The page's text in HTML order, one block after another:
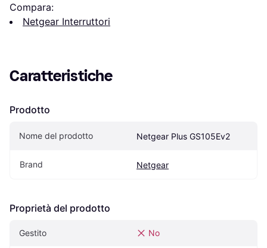
Compara:
Netgear Interruttori
Caratteristiche
Prodotto
Nome del prodotto Netgear Plus GS105Ev2
Brand Netgear
Proprietà del prodotto
Gestito No